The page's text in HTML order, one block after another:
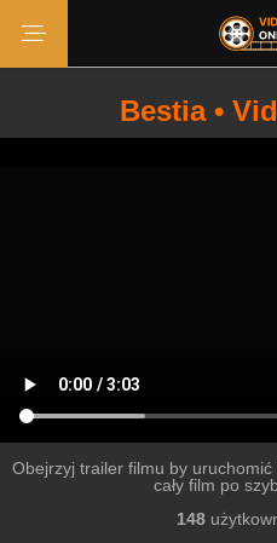
Bestia •
Obejrzyj trailer filmu by
cały film po
148